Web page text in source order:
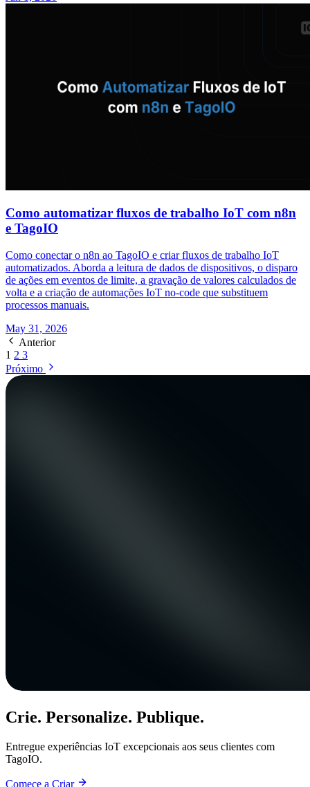
Como automatizar fluxos de trabalho IoT com n8n
e TagoIO
Como conectar o n8n ao TagoIO e criar fluxos de trabalho IoT
automatizados. Aborda a leitura de dados de dispositivos, o disparo
de ações em eventos de limite, a gravação de valores calculados de
volta e a criação de automações IoT no-code que substituem
processos manuais.
May 31, 2026
Anterior
1 2 3
Próximo
Crie. Personalize. Publique.
Entregue experiências IoT excepcionais aos seus clientes com
TagoIO.
Comece a Criar